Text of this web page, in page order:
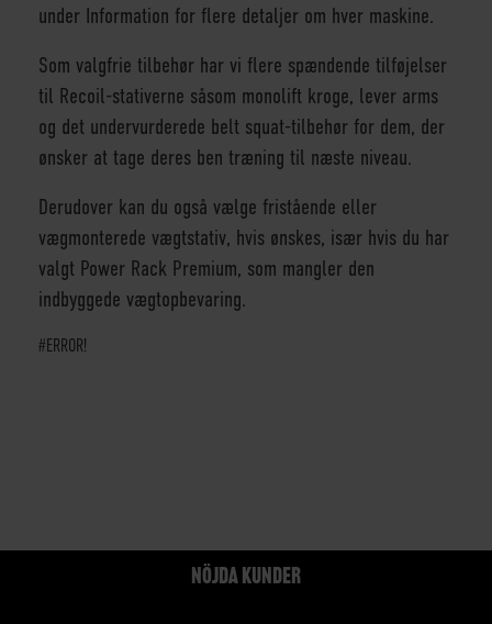
under Information for flere detaljer om hver maskine.
Som valgfrie tilbehør har vi flere spændende tilføjelser
til Recoil-stativerne såsom monolift kroge, lever arms
og det undervurderede belt squat-tilbehør for dem, der
ønsker at tage deres ben træning til næste niveau.
Derudover kan du også vælge fristående eller
vægmonterede vægtstativ, hvis ønskes, især hvis du har
valgt Power Rack Premium, som mangler den
indbyggede vægtopbevaring.
#ERROR!
NÖJDA KUNDER